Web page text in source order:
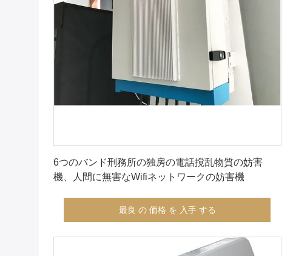
6つのバンド刑務所の独房の電話撹乱物質の妨害
機、人間に無害なWifiネットワークの妨害機
最良 の 価格 を 入手 する